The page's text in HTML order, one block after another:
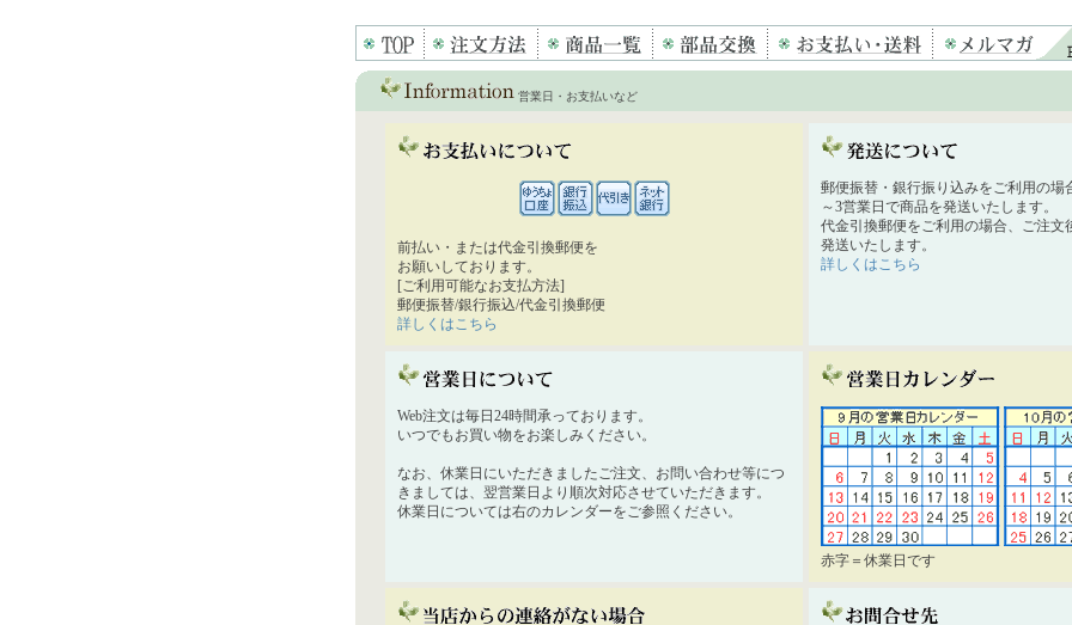
営業日・お支払いなど
前払い・または代金引換郵便を
お願いしております。
[ご利用可能なお支払方法]
郵便振替/銀行振込/代金引換郵便
詳しくはこちら
郵便振替・銀行振り込みをご利用の場
～3営業日で商品を発送いたします。
代金引換郵便をご利用の場合、ご注文
発送いたします。
詳しくはこちら
Web注文は毎日24時間承っております。
いつでもお買い物をお楽しみください。
なお、休業日にいただきましたご注文、お問い合わせ等につ
きましては、翌営業日より順次対応させていただきます。
休業日については右のカレンダーをご参照ください。
赤字＝休業日です